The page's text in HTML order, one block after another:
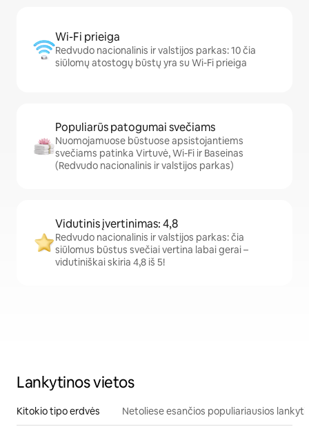
Wi-Fi prieiga
Redvudo nacionalinis ir valstijos parkas: 10 čia
siūlomų atostogų būstų yra su Wi-Fi prieiga
Populiarūs patogumai svečiams
Nuomojamuose būstuose apsistojantiems
svečiams patinka Virtuvė, Wi-Fi ir Baseinas
(Redvudo nacionalinis ir valstijos parkas)
Vidutinis įvertinimas: 4,8
Redvudo nacionalinis ir valstijos parkas: čia
siūlomus būstus svečiai vertina labai gerai –
vidutiniškai skiria 4,8 iš 5!
Lankytinos vietos
Kitokio tipo erdvės Netoliese esančios populiariausios